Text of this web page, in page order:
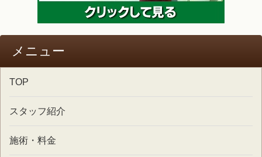
メニュー
TOP
スタッフ紹介
施術・料金